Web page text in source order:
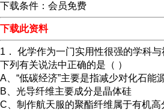
下载条件： 会员免费
下载此资料
1． 化学作为一门实用性很强的学科与
下列有关说法中正确的是（ ）
A、“低碳经济”主要是指减少对化石能
B、光导纤维主要成分是晶体硅
C、制作航天服的聚酯纤维属于有机高